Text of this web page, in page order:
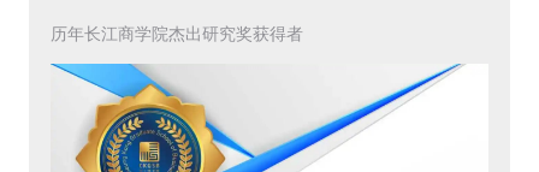
历年长江商学院杰出研究奖获得者